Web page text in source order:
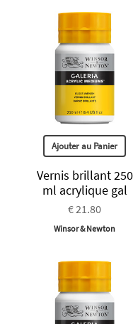
Ajouter au Panier
Vernis brillant 250
ml acrylique gal
€ 21.80
Winsor & Newton